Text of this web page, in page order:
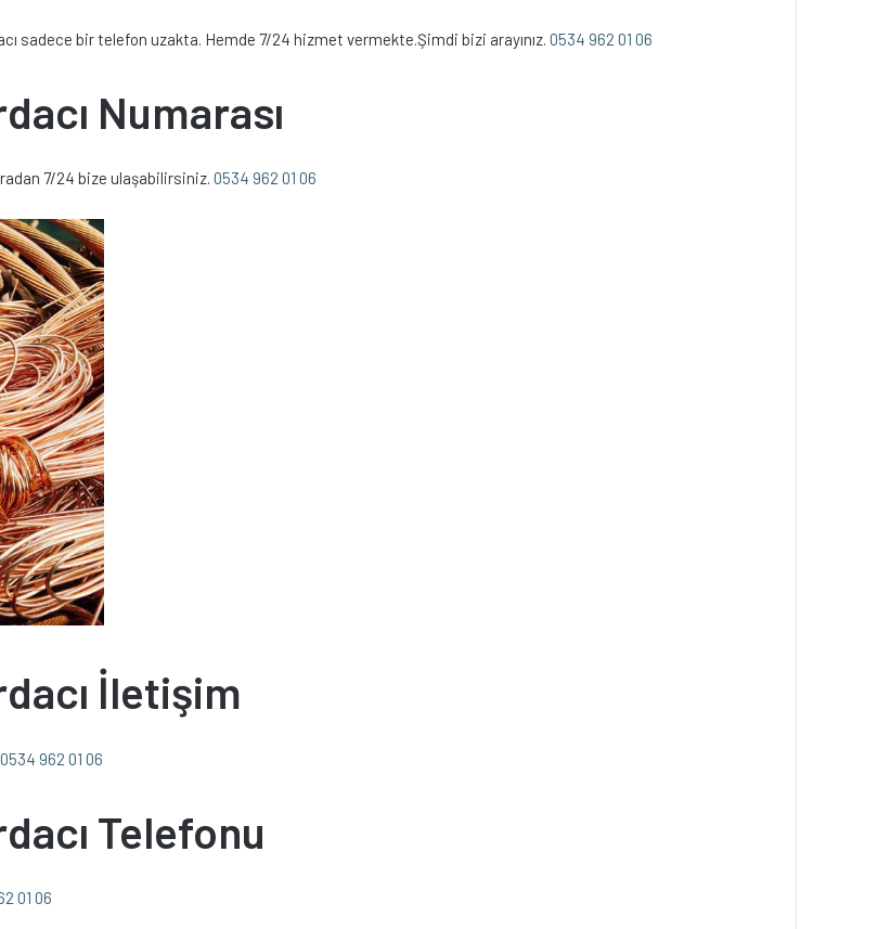
sadece bir telefon uzakta. Hemde 7/24 hizmet vermekte.Şimdi bizi arayınız. 0534 962 01 06
Numarası
7/24 bize ulaşabilirsiniz. 0534 962 01 06
İletişim
0534 962 01 06
Telefonu
01 06